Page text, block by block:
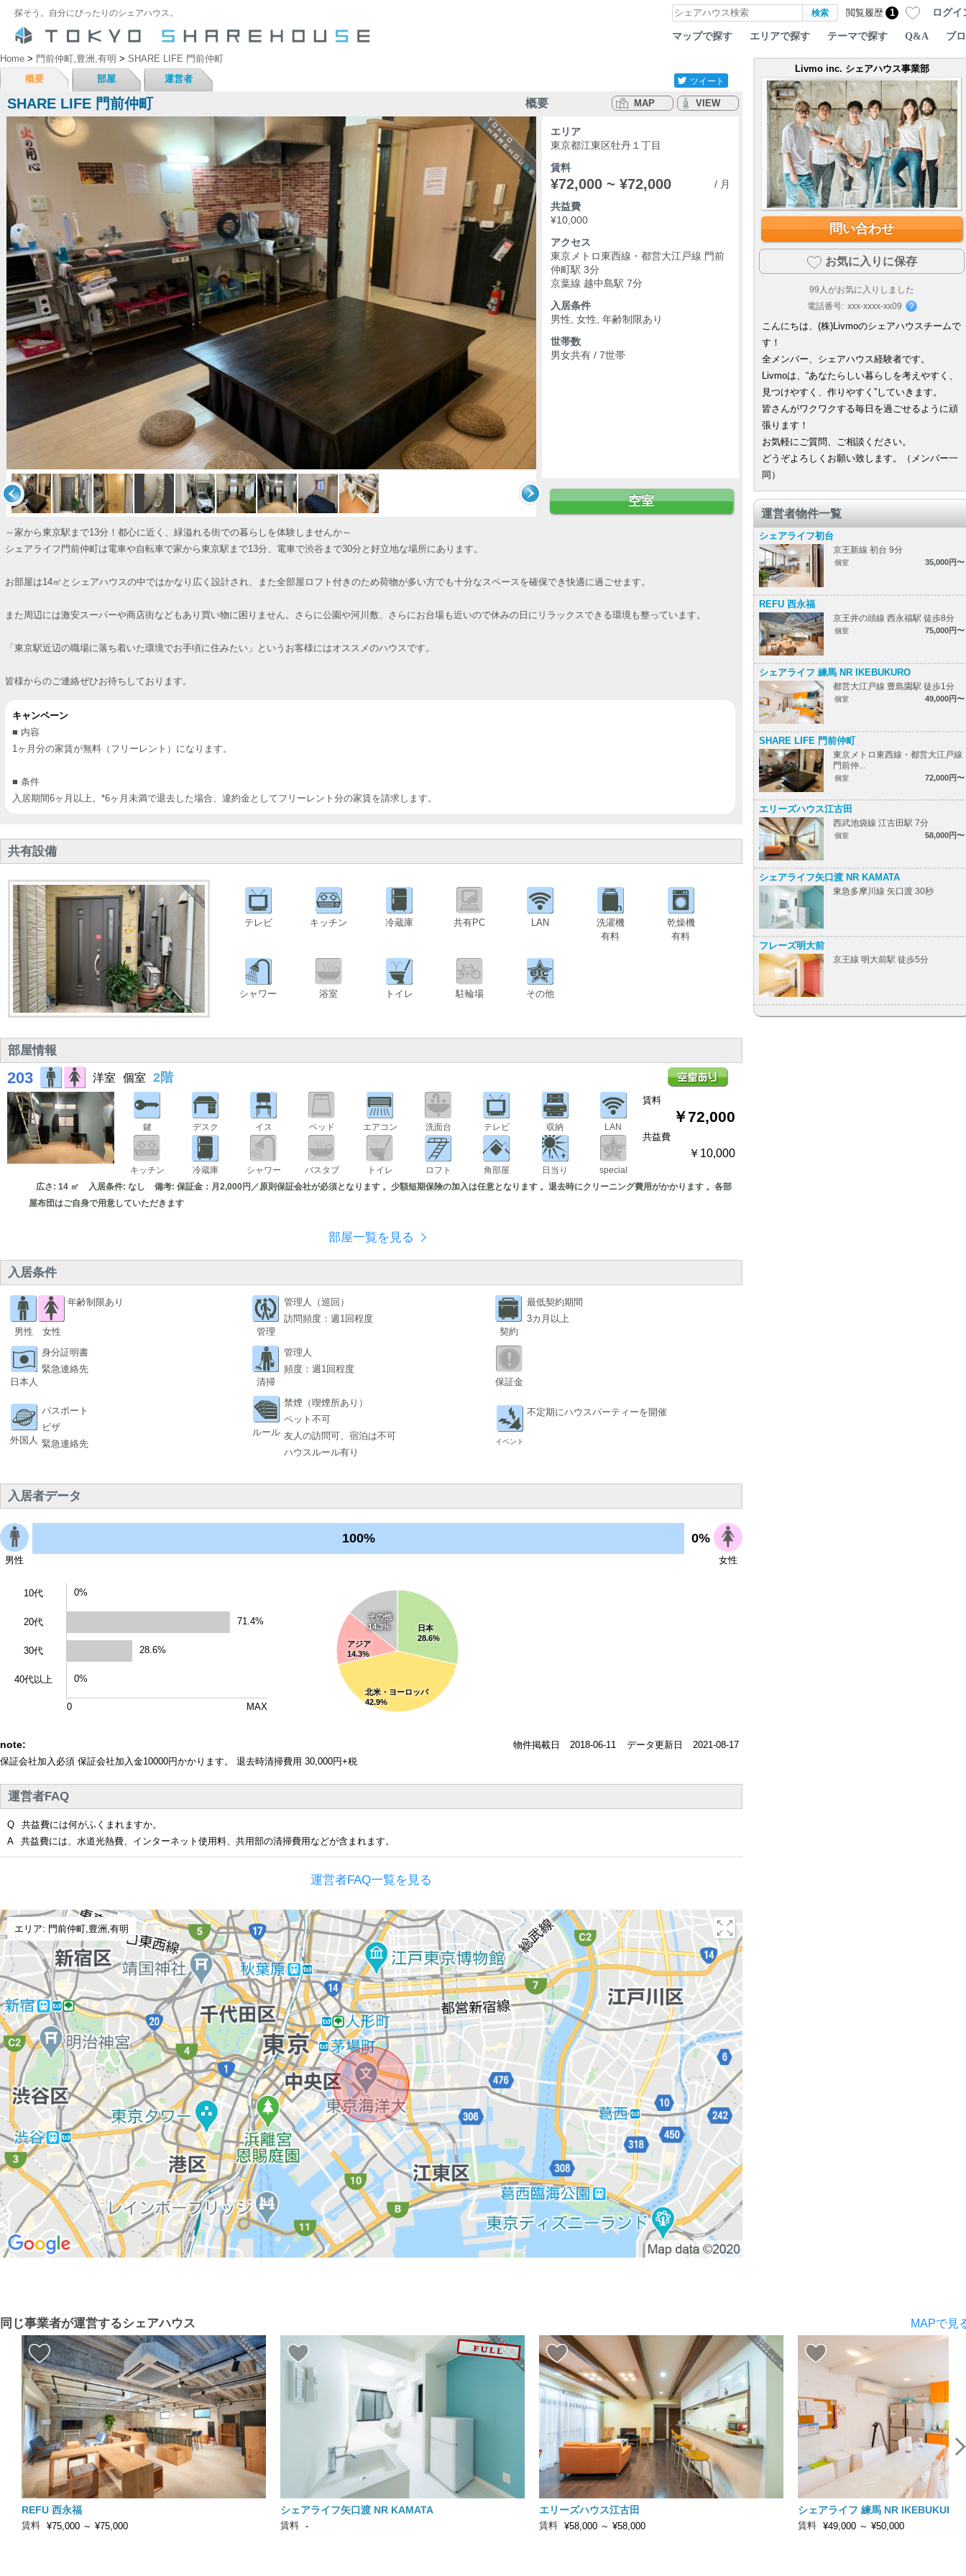
探そう。自分にぴったりのシェアハウス。 閲覧履歴 1 ログイ
マップで探す エリアで探す テーマで探す Q&A ブ
Home > 門前仲町,豊洲,有明 > SHARE LIFE 門前仲町
概要
部屋 運営者 ツイート
SHARE LIFE 門前仲町 概要 MAP VIEW
エリア
東京都江東区牡丹１丁目
賃料
¥72,000 ~ ¥72,000
/ 月
共益費
¥10,000
アクセス
東京メトロ東西線・都営大江戸線 門前
仲町駅 3分
京葉線 越中島駅 7分
入居条件
男性, 女性, 年齢制限あり
世帯数
男女共有 / 7世帯
空室
～家から東京駅まで13分！都心に近く、緑溢れる街での暮らしを体験しませんか～
シェアライフ門前仲町は電車や自転車で家から東京駅まで13分、電車で渋谷まで30分と好立地な場所にあります。
お部屋は14㎡とシェアハウスの中ではかなり広く設計され、また全部屋ロフト付きのため荷物が多い方でも十分なスペースを確保でき快適に過ごせます。
また周辺には激安スーパーや商店街などもあり買い物に困りません。さらに公園や河川敷、さらにお台場も近いので休みの日にリラックスできる環境も整っています。
「東京駅近辺の職場に落ち着いた環境でお手頃に住みたい」というお客様にはオススメのハウスです。
皆様からのご連絡ぜひお待ちしております。
キャンペーン
■ 内容
1ヶ月分の家賃が無料（フリーレント）になります。
■ 条件
入居期間6ヶ月以上。*6ヶ月未満で退去した場合、違約金としてフリーレント分の家賃を請求します。
共有設備
テレビ キッチン 冷蔵庫 共有PC LAN
洗濯機
有料
乾燥機
有料
シャワー 浴室 トイレ 駐輪場 その他
部屋情報
203 洋室 個室 2階
鍵 デスク イス ベッド エアコン 洗面台 テレビ 収納 LAN
キッチン 冷蔵庫 シャワー バスタブ トイレ ロフト 角部屋 日当り special
賃料
￥72,000
共益費
￥10,000
広さ: 14 ㎡ 入居条件: なし
備考: 保証金：月2,000円／原則保証会社が必須となります 。少額短期保険の加入は任意となります 。退去時にクリーニング費用がかかります 。各部
屋布団はご自身で用意していただきます
部屋一覧を見る
入居条件
男性 女性
年齢制限あり
管理
管理人（巡回）
訪問頻度：週1回程度
契約
最低契約期間
3カ月以上
日本人
身分証明書
緊急連絡先
清掃
管理人
頻度：週1回程度
保証金
外国人
パスポート
ビザ
緊急連絡先
ルール
禁煙（喫煙所あり）
ペット不可
友人の訪問可、宿泊は不可
ハウスルール有り
イベント
不定期にハウスパーティーを開催
入居者データ
男性
100% 0%
女性
10代 0%
20代 71.4%
30代 28.6%
40代以上 0%
0 MAX
日本
28.6%
北米・ヨーロッパ
42.9%
アジア
14.3%
その他
14.3%
note: データ更新日 2021-08-17
物件掲載日
2018-06-11
保証会社加入必須 保証会社加入金10000円かかります。 退去時清掃費用 30,000円+税
運営者FAQ
Q
共益費には何がふくまれますか。
A
共益費には、水道光熱費、インターネット使用料、共用部の清掃費用などが含まれます。
運営者FAQ一覧を見る
エリア: 門前仲町,豊洲,有明
Livmo inc. シェアハウス事業部
問い合わせ
お気に入りに保存
99 人がお気に入りしました
電話番号: xxx-xxxx-xx09
こんにちは、(株)Livmoのシェアハウスチームで
す！
全メンバー、シェアハウス経験者です。
Livmoは、“あなたらしい暮らしを考えやすく、
見つけやすく、作りやすく”していきます。
皆さんがワクワクする毎日を過ごせるように頑
張ります！
お気軽にご質問、ご相談ください。
どうぞよろしくお願い致します。（メンバー一
同）
運営者物件一覧
シェアライフ初台
京王新線 初台 9分
個室 35,000円〜
REFU 西永福
京王井の頭線 西永福駅 徒歩8分
個室 75,000円〜
シェアライフ 練馬 NR IKEBUKURO
都営大江戸線 豊島園駅 徒歩1分
個室 49,000円〜
SHARE LIFE 門前仲町
東京メトロ東西線・都営大江戸線
門前仲...
個室 72,000円〜
エリーズハウス江古田
西武池袋線 江古田駅 7分
個室 58,000円〜
シェアライフ矢口渡 NR KAMATA
東急多摩川線 矢口渡 30秒
フレーズ明大前
京王線 明大前駅 徒歩5分
同じ事業者が運営するシェアハウス MAPで見
REFU 西永福
賃料 ¥75,000 ～ ¥75,000
シェアライフ矢口渡 NR KAMATA
賃料 -
エリーズハウス江古田
賃料 ¥58,000 ～ ¥58,000
シェアライフ 練馬 NR IKEBUKURO
賃料 ¥49,000 ～ ¥50,000